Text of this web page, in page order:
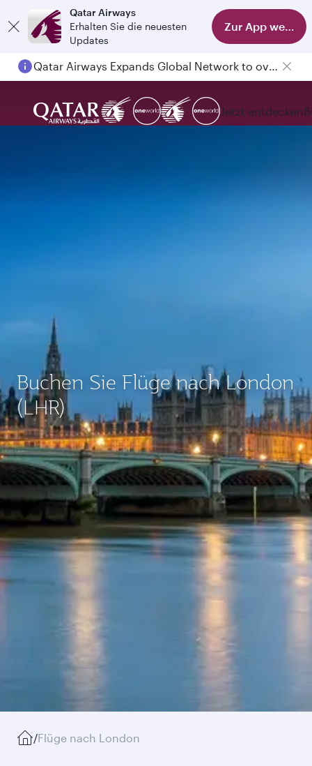
Qatar Airways
Erhalten Sie die neuesten
Updates
Zur App
Qatar Airways Expands Global Network to over 160 Destinations
Jetzt entdecken
Buchen Sie Flüge nach London
(LHR)
/Flüge nach London